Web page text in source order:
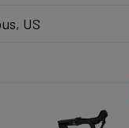
US